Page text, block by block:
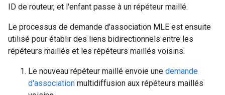
ID de routeur, et l'enfant passe à un répéteur maillé.
Le processus de demande d'association MLE est ensuite
utilisé pour établir des liens bidirectionnels entre les
répéteurs maillés et les répéteurs maillés voisins.
Le nouveau répéteur maillé envoie une demande
d'association multidiffusion aux répéteurs maillés